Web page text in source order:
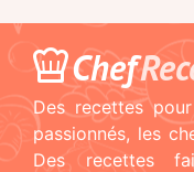
Chef
Des recettes
passionnés, les
Des recettes